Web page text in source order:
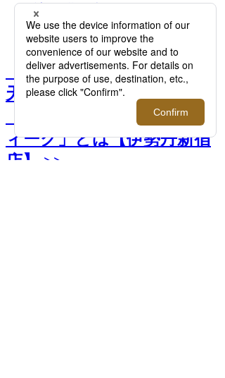
計の同期を辿る「ウォッチコレクタ
ーズウィーク」とは【伊勢丹新宿
店】
『チ。からウォッチ。へ』
天文と時計の同期を辿る
「ウォッチコレクターズウ
ィーク」とは【伊勢丹新宿
店】 >>